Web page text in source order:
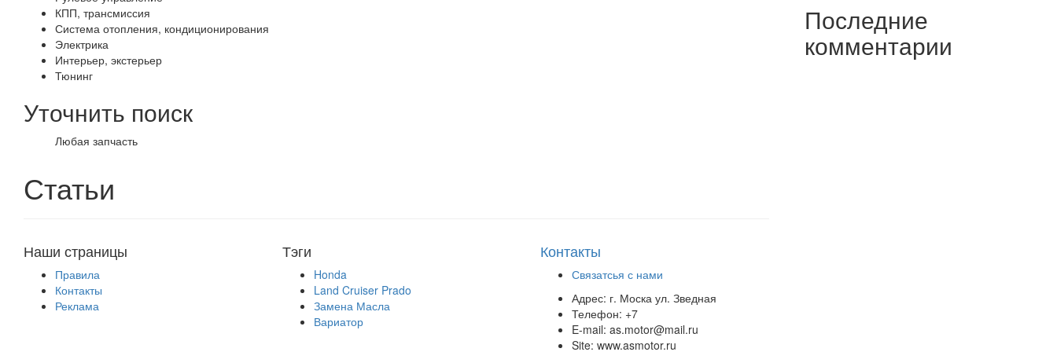
КПП, трансмиссия
Система отопления, кондиционирования
Электрика
Интерьер, экстерьер
Тюнинг
Уточнить поиск
Любая запчасть
Статьи
Последние
комментарии
Наши страницы
Правила
Контакты
Реклама
Тэги
Honda
Land Cruiser Prado
Замена Масла
Вариатор
Контакты
Связатсья с нами
Адрес: г. Моска ул. Зведная
Телефон: +7
E-mail: as.motor@mail.ru
Site: www.asmotor.ru